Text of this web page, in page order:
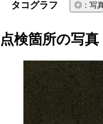
タコグラフ ◎ ：写
点検箇所の写真